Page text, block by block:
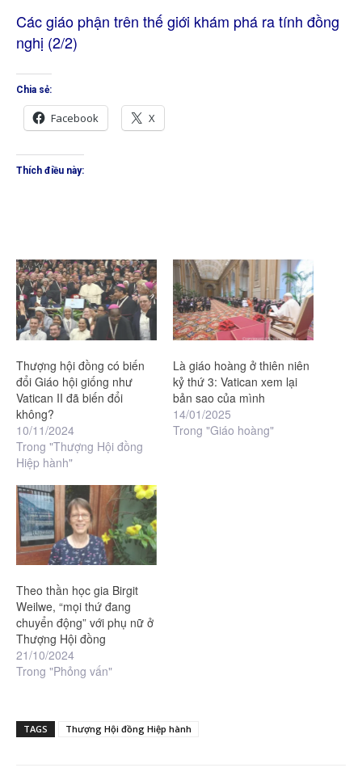
Các giáo phận trên thế giới khám phá ra tính đồng
nghị (2/2)
Chia sẻ:
Facebook X
Thích điều này:
Thượng hội đồng có biến
đổi Giáo hội giống như
Vatican II đã biến đổi
không?
10/11/2024
Trong "Thượng Hội đồng
Hiệp hành"
Là giáo hoàng ở thiên niên
kỷ thứ 3: Vatican xem lại
bản sao của mình
14/01/2025
Trong "Giáo hoàng"
Theo thần học gia Birgit
Weilwe, “mọi thứ đang
chuyển động” với phụ nữ ở
Thượng Hội đồng
21/10/2024
Trong "Phỏng vấn"
TAGS Thượng Hội đồng Hiệp hành